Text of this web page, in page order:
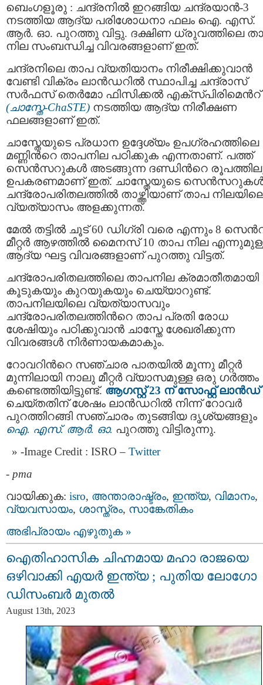
ബെംഗളൂരു : ചന്ദ്രനില്‍ ഇറങ്ങിയ ചന്ദ്രയാന്‍-3
നടത്തിയ ആദ്യ പരിശോധനാ ഫലം ഐ. എസ്.
ആര്‍. ഓ. പുറത്തു വിട്ടു. ദക്ഷിണ ധ്രുവത്തിലെ
നില സംബന്ധിച്ച വിവരങ്ങളാണ് ഇത്.
ചന്ദ്രനിലെ താപ വ്യതിയാനം നിരീക്ഷിക്കുവാന്‍
വേണ്ടി വിക്രം ലാന്‍ഡറില്‍ സ്ഥാപിച്ച ചന്ദ്രാസ്
സര്‍ഫസ് തെര്‍മോ ഫിസിക്കല്‍ എക്സ്പിരിമെന്‍റ്
(ചാസ്തേ-ChaSTE) നടത്തിയ ആദ്യ നിരീക്ഷണ
ഫലങ്ങളാണ് ഇത്.
ചാസ്തേയുടെ പ്രധാന ഉദ്ദേശ്യം ഉപഗ്രഹത്തിലെ
മണ്ണിന്‍റെ താപനില പഠിക്കുക എന്നതാണ്. പത്ത്
സെന്‍സറുകള്‍ അടങ്ങുന്ന ദണ്ഡിന്‍റെ
ഉപകരണമാണ് ഇത്. ചാസ്തേയുടെ
ചന്ദ്രോപരിതലത്തില്‍ താഴ്ത്തിയാണ് താപ
വ്യത്യാസം അളക്കുന്നത്.
മേൽ തട്ടിൽ ചൂട് 60 ഡിഗ്രി വരെ എന്നും 8
മീറ്റർ ആഴത്തിൽ മൈനസ് 10 താപ നില
ആദ്യ ഘട്ട വിവരങ്ങളാണ് പുറത്തു വിട്ടത്.
ചന്ദ്രോപരിതലത്തിലെ താപനില ക്രമാതീതമായി
കൂടുകയും കുറയുകയും ചെയ്യാറുണ്ട്.
താപനിലയിലെ വ്യത്യാസവും
ചന്ദ്രോപരിതലത്തിന്‍റെ താപ പ്രതി രോധ
ശേഷിയും പഠിക്കുവാന്‍ ചാസ്തേ ശേഖരിക്കുന്ന
വിവരങ്ങള്‍ നിര്‍ണായകമാകും.
റോവറിന്‍റെ സഞ്ചാര പാതയില്‍ മൂന്നു മീറ്റര്‍
മുന്നിലായി നാലു മീറ്റര്‍ വ്യാസമുള്ള ഒരു ഗര്‍ത്തം
കണ്ടെത്തിയിട്ടുണ്ട്. ആഗസ്റ്റ് 23 ന് സോഫ്റ്റ് ലാന്‍ഡ്
ചെയ്തതിന് ശേഷം ലാന്‍ഡറില്‍ നിന്ന് റോവര്‍
പുറത്തിറങ്ങി സഞ്ചാരം തുടങ്ങിയ ദൃശ്യങ്ങളും
ഐ. എസ്. ആര്‍. ഓ. പുറത്തു വിട്ടിരുന്നു.
-Image Credit : ISRO – Twitter
- pma
വായിക്കുക: isro, അന്താരാഷ്ട്രം, ഇന്ത്യ, വിമാനം,
വ്യവസായം, ശാസ്ത്രം, സാങ്കേതികം
അഭിപ്രായം എഴുതുക »
ഐതിഹാസിക ചിഹ്നമായ മഹാ രാജയെ
ഒഴിവാക്കി എയര്‍ ഇന്ത്യ ; പുതിയ ലോഗോ
ഡിസംബര്‍ മുതല്‍
August 13th, 2023